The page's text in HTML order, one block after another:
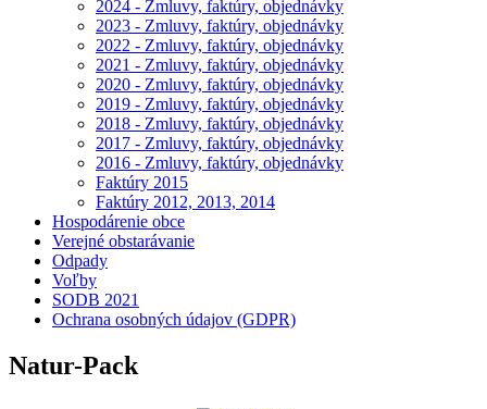
2024 - Zmluvy, faktúry, objednávky
2023 - Zmluvy, faktúry, objednávky
2022 - Zmluvy, faktúry, objednávky
2021 - Zmluvy, faktúry, objednávky
2020 - Zmluvy, faktúry, objednávky
2019 - Zmluvy, faktúry, objednávky
2018 - Zmluvy, faktúry, objednávky
2017 - Zmluvy, faktúry, objednávky
2016 - Zmluvy, faktúry, objednávky
Faktúry 2015
Faktúry 2012, 2013, 2014
Hospodárenie obce
Verejné obstarávanie
Odpady
Voľby
SODB 2021
Ochrana osobných údajov (GDPR)
Natur-Pack